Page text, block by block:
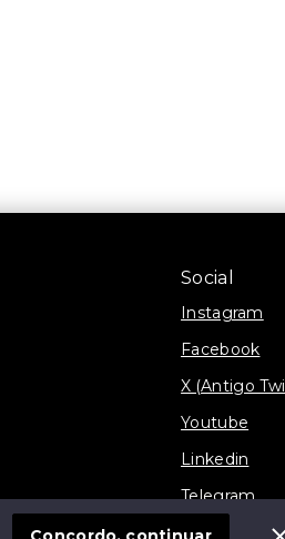
Social
Instagram
Facebook
X (Antigo
Youtube
Linkedin
Telegram
TikTok